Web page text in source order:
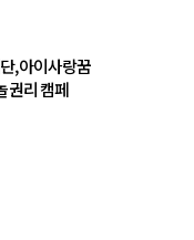
, 아이사랑꿈
권리 캠페